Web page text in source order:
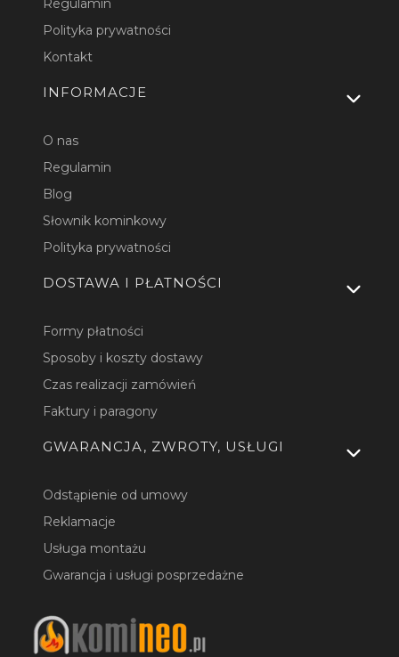
Regulamin
Polityka prywatności
Kontakt
INFORMACJE
O nas
Regulamin
Blog
Słownik kominkowy
Polityka prywatności
DOSTAWA I PŁATNOŚCI
Formy płatności
Sposoby i koszty dostawy
Czas realizacji zamówień
Faktury i paragony
GWARANCJA, ZWROTY, USŁUGI
Odstąpienie od umowy
Reklamacje
Usługa montażu
Gwarancja i usługi posprzedażne